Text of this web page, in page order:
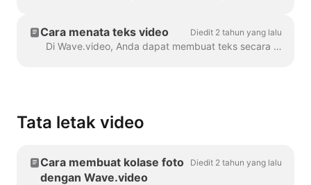
Cara menata teks video Diedit 2 tahun yang lalu
Di Wave.video, Anda dapat membuat teks secara otomatis untuk video Anda atau mengunggah file .srt atau .vtt. Setelah Anda menambahkan teks ke video, Anda dapat menata...
Tata letak video
Cara membuat kolase foto
dengan Wave.video
Diedit 2 tahun yang lalu